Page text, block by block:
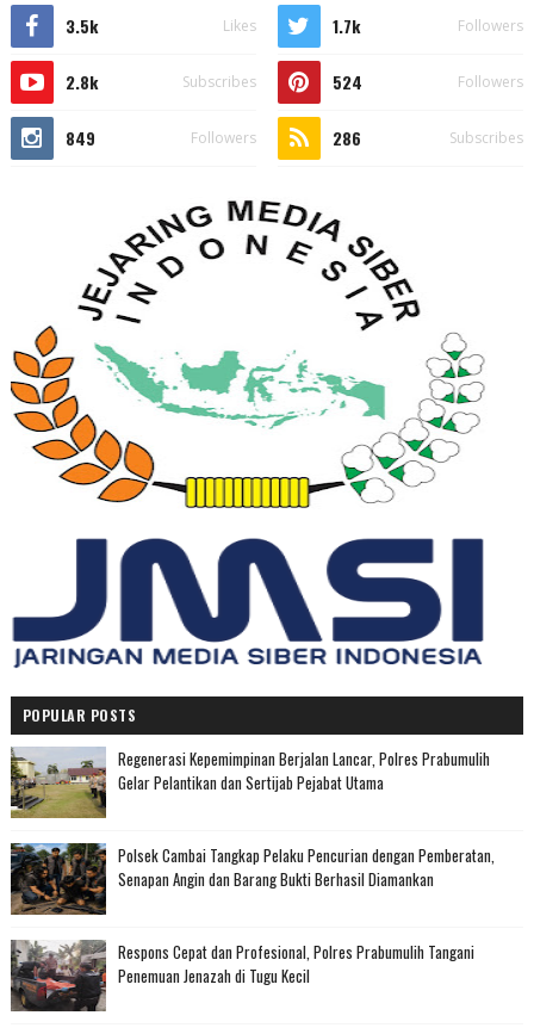
3.5k Likes 1.7k Followers
2.8k Subscribes 524 Followers
849 Followers 286 Subscribes
POPULAR POSTS
Regenerasi Kepemimpinan Berjalan Lancar, Polres Prabumulih
Gelar Pelantikan dan Sertijab Pejabat Utama
Polsek Cambai Tangkap Pelaku Pencurian dengan Pemberatan,
Senapan Angin dan Barang Bukti Berhasil Diamankan
Respons Cepat dan Profesional, Polres Prabumulih Tangani
Penemuan Jenazah di Tugu Kecil